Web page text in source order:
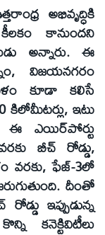
అభివృద్ధికి
కానుందని
అన్నారు. ఈ
విజయనగరం
కూడా కలిసే
కిలోమీటర్లు, ఇటు
ఈ ఎయిర్‌పోర్టు
బీచ్‌ రోడ్డు,
వరకు, ఫేజ్‌-3లో
దీంతో
ఇప్పుడున్న
కనెక్టివిటీలు